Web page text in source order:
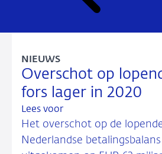
Overschot op
fors lager in 2020
NIEUWS
Lees voor
Het overschot op de
Nederlandse